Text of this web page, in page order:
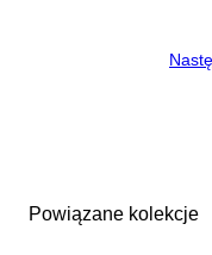
Powiązane kolekcje